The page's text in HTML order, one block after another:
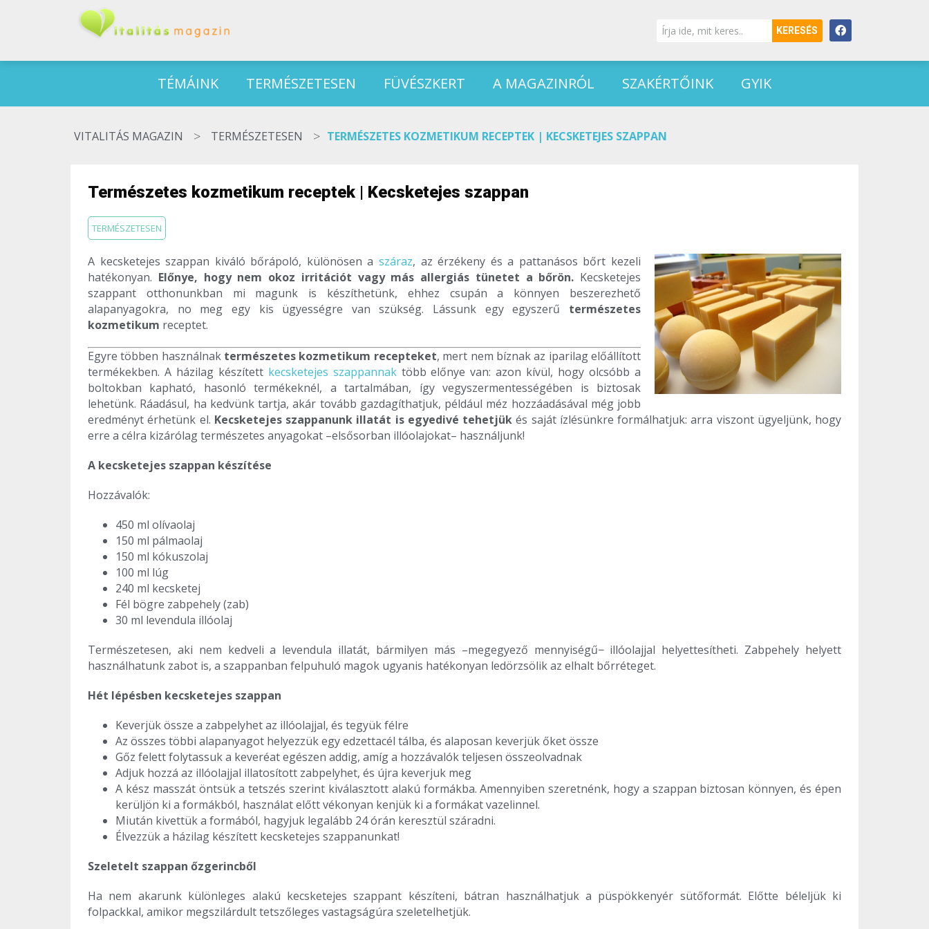
KERESÉS
TÉMÁINK TERMÉSZETESEN FÜVÉSZKERT A MAGAZINRÓL SZAKÉRTŐINK GYIK
VITALITÁS MAGAZIN > TERMÉSZETESEN > TERMÉSZETES KOZMETIKUM RECEPTEK | KECSKETEJES SZAPPAN
Természetes kozmetikum receptek | Kecsketejes szappan
TERMÉSZETESEN
A kecsketejes szappan kiváló bőrápoló, különösen a száraz, az érzékeny és a pattanásos bőrt kezeli
hatékonyan. Előnye, hogy nem okoz irritációt vagy más allergiás tünetet a bőrön. Kecsketejes
szappant otthonunkban mi magunk is készíthetünk, ehhez csupán a könnyen beszerezhető
alapanyagokra, no meg egy kis ügyességre van szükség. Lássunk egy egyszerű természetes
kozmetikum receptet.
Egyre többen használnak természetes kozmetikum recepteket, mert nem bíznak az iparilag előállított
termékekben. A házilag készített kecsketejes szappannaktöbb előnye van: azon kívül, hogy olcsóbb a
boltokban kapható, hasonló termékeknél, a tartalmában, így vegyszermentességében is biztosak
lehetünk. Ráadásul, ha kedvünk tartja, akár tovább gazdagíthatjuk, például méz hozzáadásával még jobb
eredményt érhetünk el. Kecsketejes szappanunk illatát is egyedivé tehetjük és saját ízlésünkre formálhatjuk: arra viszont ügyeljünk, hogy
erre a célra kizárólag természetes anyagokat –elsősorban illóolajokat– használjunk!
A kecsketejes szappan készítése
Hozzávalók:
450 ml olívaolaj
150 ml pálmaolaj
150 ml kókuszolaj
100 ml lúg
240 ml kecsketej
Fél bögre zabpehely (zab)
30 ml levendula illóolaj
Természetesen, aki nem kedveli a levendula illatát, bármilyen más –megegyező mennyiségű− illóolajjal helyettesítheti. Zabpehely helyett
használhatunk zabot is, a szappanban felpuhuló magok ugyanis hatékonyan ledörzsölik az elhalt bőrréteget.
Hét lépésben kecsketejes szappan
Keverjük össze a zabpelyhet az illóolajjal, és tegyük félre
Az összes többi alapanyagot helyezzük egy edzettacél tálba, és alaposan keverjük őket össze
Gőz felett folytassuk a keveréat egészen addig, amíg a hozzávalók teljesen összeolvadnak
Adjuk hozzá az illóolajjal illatosított zabpelyhet, és újra keverjuk meg
A kész masszát öntsük a tetszés szerint kiválasztott alakú formákba. Amennyiben szeretnénk, hogy a szappan biztosan könnyen, és épen
kerüljön ki a formákból, használat előtt vékonyan kenjük ki a formákat vazelinnel.
Miután kivettük a formából, hagyjuk legalább 24 órán keresztül száradni.
Élvezzük a házilag készített kecsketejes szappanunkat!
Szeletelt szappan őzgerincből
Ha nem akarunk különleges alakú kecsketejes szappant készíteni, bátran használhatjuk a püspökkenyér sütőformát. Előtte béleljük ki
folpackkal, amikor megszilárdult tetszőleges vastagságúra szeletelhetjük.